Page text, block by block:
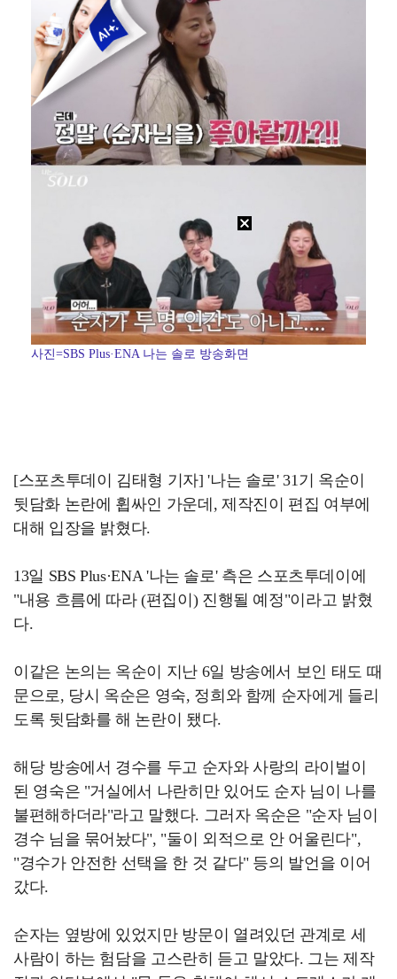
사진=SBS Plus·ENA 나는 솔로 방송화면
[스포츠투데이 김태형 기자] '나는 솔로' 31기 옥순이
뒷담화 논란에 휩싸인 가운데, 제작진이 편집 여부에
대해 입장을 밝혔다.
13일 SBS Plus·ENA '나는 솔로' 측은 스포츠투데이에
"내용 흐름에 따라 (편집이) 진행될 예정"이라고 밝혔
다.
이같은 논의는 옥순이 지난 6일 방송에서 보인 태도 때
문으로, 당시 옥순은 영숙, 정희와 함께 순자에게 들리
도록 뒷담화를 해 논란이 됐다.
해당 방송에서 경수를 두고 순자와 사랑의 라이벌이
된 영숙은 "거실에서 나란히만 있어도 순자 님이 나를
불편해하더라"라고 말했다. 그러자 옥순은 "순자 님이
경수 님을 묶어놨다", "둘이 외적으로 안 어울린다",
"경수가 안전한 선택을 한 것 같다" 등의 발언을 이어
갔다.
순자는 옆방에 있었지만 방문이 열려있던 관계로 세
사람이 하는 험담을 고스란히 듣고 말았다. 그는 제작